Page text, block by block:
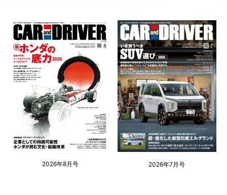
2026年8月号 2026年7月号